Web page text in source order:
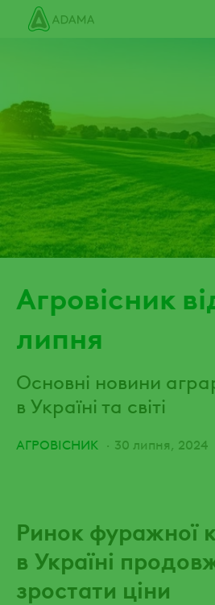
Пропустити
Агровісник
липня
Основні новини
в Україні та світі
АГРОВІСНИК 30 липня, 2024
Ринок фуражної
в Україні
зростати ціни